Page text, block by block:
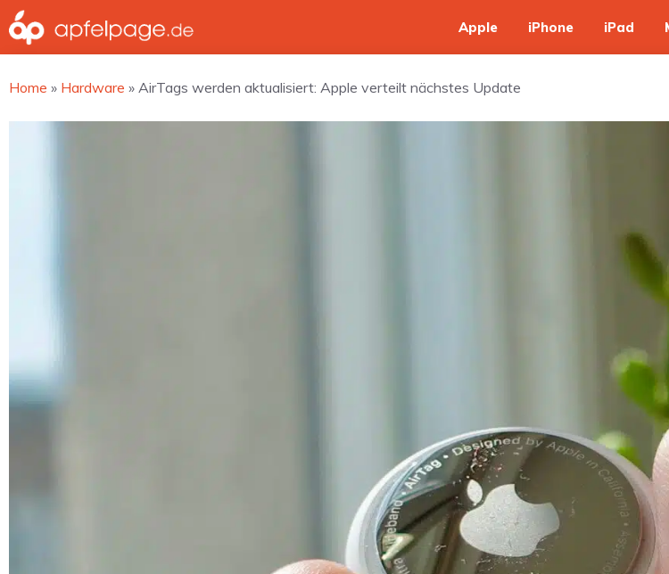
Zum
Inhalt
springen
Apple iPhone iPad
Home » Hardware » AirTags werden aktualisiert: Apple verteilt nächstes Update